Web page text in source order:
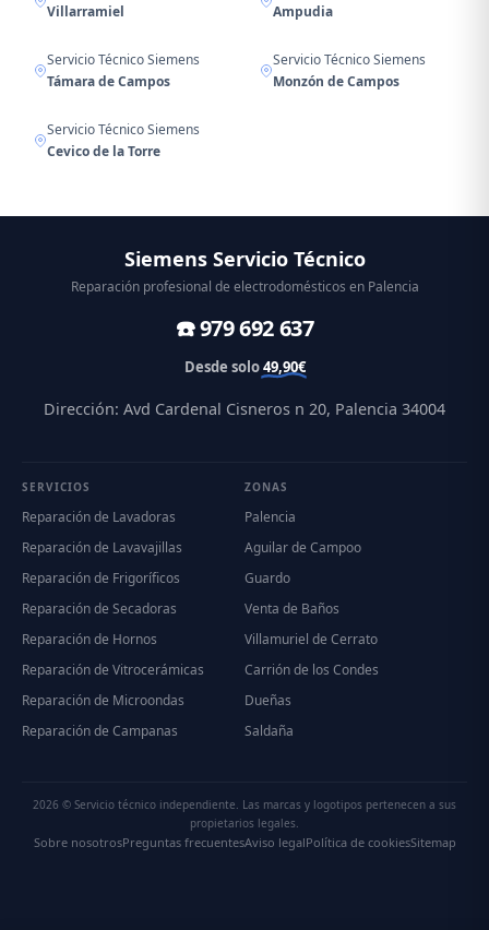
Villarramiel
Ampudia
Servicio Técnico Siemens
Támara de Campos
Servicio Técnico Siemens
Monzón de Campos
Servicio Técnico Siemens
Cevico de la Torre
Siemens Servicio Técnico
Reparación profesional de electrodomésticos en Palencia
☎️ 979 692 637
Desde solo49,90€
Dirección: Avd Cardenal Cisneros n 20, Palencia 34004
SERVICIOS
Reparación de Lavadoras
Reparación de Lavavajillas
Reparación de Frigoríficos
Reparación de Secadoras
Reparación de Hornos
Reparación de Vitrocerámicas
Reparación de Microondas
Reparación de Campanas
ZONAS
Palencia
Aguilar de Campoo
Guardo
Venta de Baños
Villamuriel de Cerrato
Carrión de los Condes
Dueñas
Saldaña
2026 © Servicio técnico independiente. Las marcas y logotipos pertenecen a sus
propietarios legales.
Sobre nosotrosPreguntas frecuentesAviso legalPolítica de cookiesSitemap